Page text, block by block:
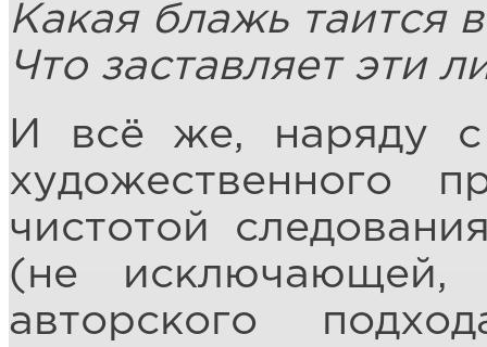
Какая блажь таится
Что заставляет эти
И всё же, наряду с
художественного
чистотой
(не исключающей,
авторского